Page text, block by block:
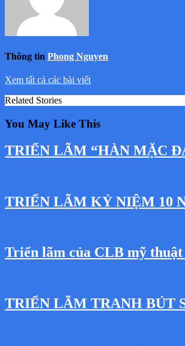
Thông tin Phong Nguyen
Xem tất cả các bài viết
Related Stories
You May Like This
TRIỂN LÃM “HÀN MẶC
TRIỂN LÃM KỶ NIỆM 10
Triển lãm của CLB mỹ
TRIỂN LÃM TRANH BÚT